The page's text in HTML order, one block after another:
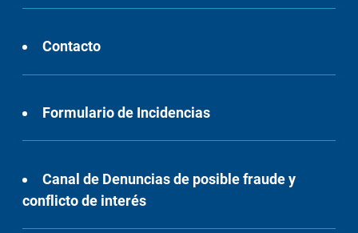
Contacto
Formulario de Incidencias
Canal de Denuncias de posible fraude y
conflicto de interés